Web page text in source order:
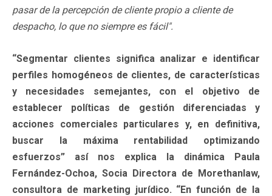
pasar de la percepción de cliente propio a cliente de
despacho, lo que no siempre es fácil".
“Segmentar clientes significa analizar e identificar
perfiles homogéneos de clientes, de características
y necesidades semejantes, con el objetivo de
establecer políticas de gestión diferenciadas y
acciones comerciales particulares y, en definitiva,
buscar la máxima rentabilidad optimizando
esfuerzos” así nos explica la dinámica Paula
Fernández-Ochoa, Socia Directora de Morethanlaw,
consultora de marketing jurídico. “En función de la